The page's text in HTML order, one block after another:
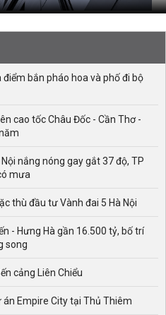
điểm bắn pháo hoa và phố đi bộ
cao tốc Châu Đốc - Cần Thơ -
nắng nóng gay gắt 37 độ, TP
mưa
thù đầu tư Vành đai 5 Hà Nội
- Hưng Hà gần 16.500 tỷ, bố trí
song
cảng Liên Chiểu
Empire City tại Thủ Thiêm